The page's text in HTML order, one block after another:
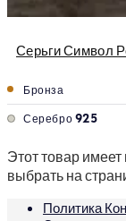
Серьги Символ
Бронза
Серебро 925
Этот товар
выбрать на
Политика